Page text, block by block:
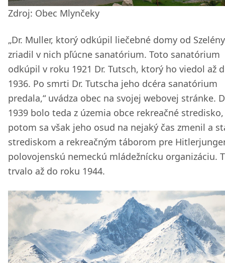
Zdroj: Obec Mlynčeky
„Dr. Muller, ktorý odkúpil liečebné domy od
zriadil v nich pľúcne sanatórium. Toto sanatórium
odkúpil v roku 1921 Dr. Tutsch, ktorý ho viedol až
1936. Po smrti Dr. Tutscha jeho dcéra sanatórium
predala,“ uvádza obec na svojej webovej stránke.
1939 bolo teda z územia obce rekreačné stredisko,
potom sa však jeho osud na nejaký čas zmenil a
strediskom a rekreačným táborom pre
polovojenskú nemeckú mládežnícku organizáciu.
trvalo až do roku 1944.